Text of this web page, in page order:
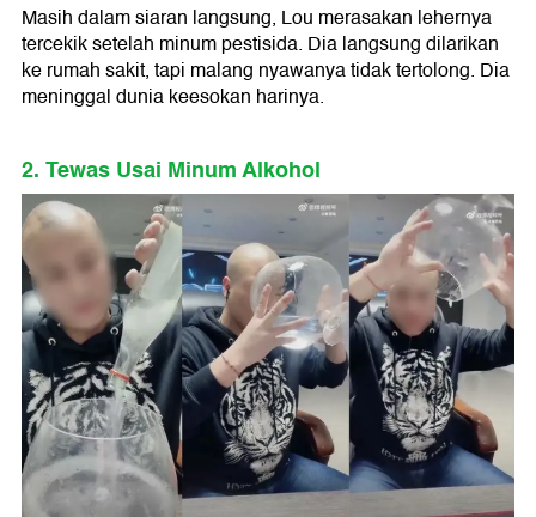
Masih dalam siaran langsung, Lou merasakan lehernya
tercekik setelah minum pestisida. Dia langsung dilarikan
ke rumah sakit, tapi malang nyawanya tidak tertolong. Dia
meninggal dunia keesokan harinya.
2. Tewas Usai Minum Alkohol